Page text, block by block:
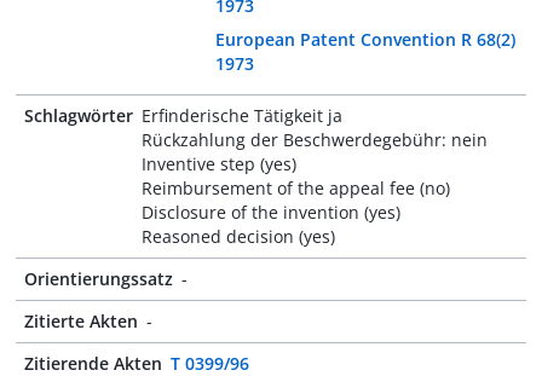
1973
European Patent Convention R 68(2)
1973
Schlagwörter Erfinderische Tätigkeit ja
Rückzahlung der Beschwerdegebühr: nein
Inventive step (yes)
Reimbursement of the appeal fee (no)
Disclosure of the invention (yes)
Reasoned decision (yes)
Orientierungssatz -
Zitierte Akten -
Zitierende Akten T 0399/96